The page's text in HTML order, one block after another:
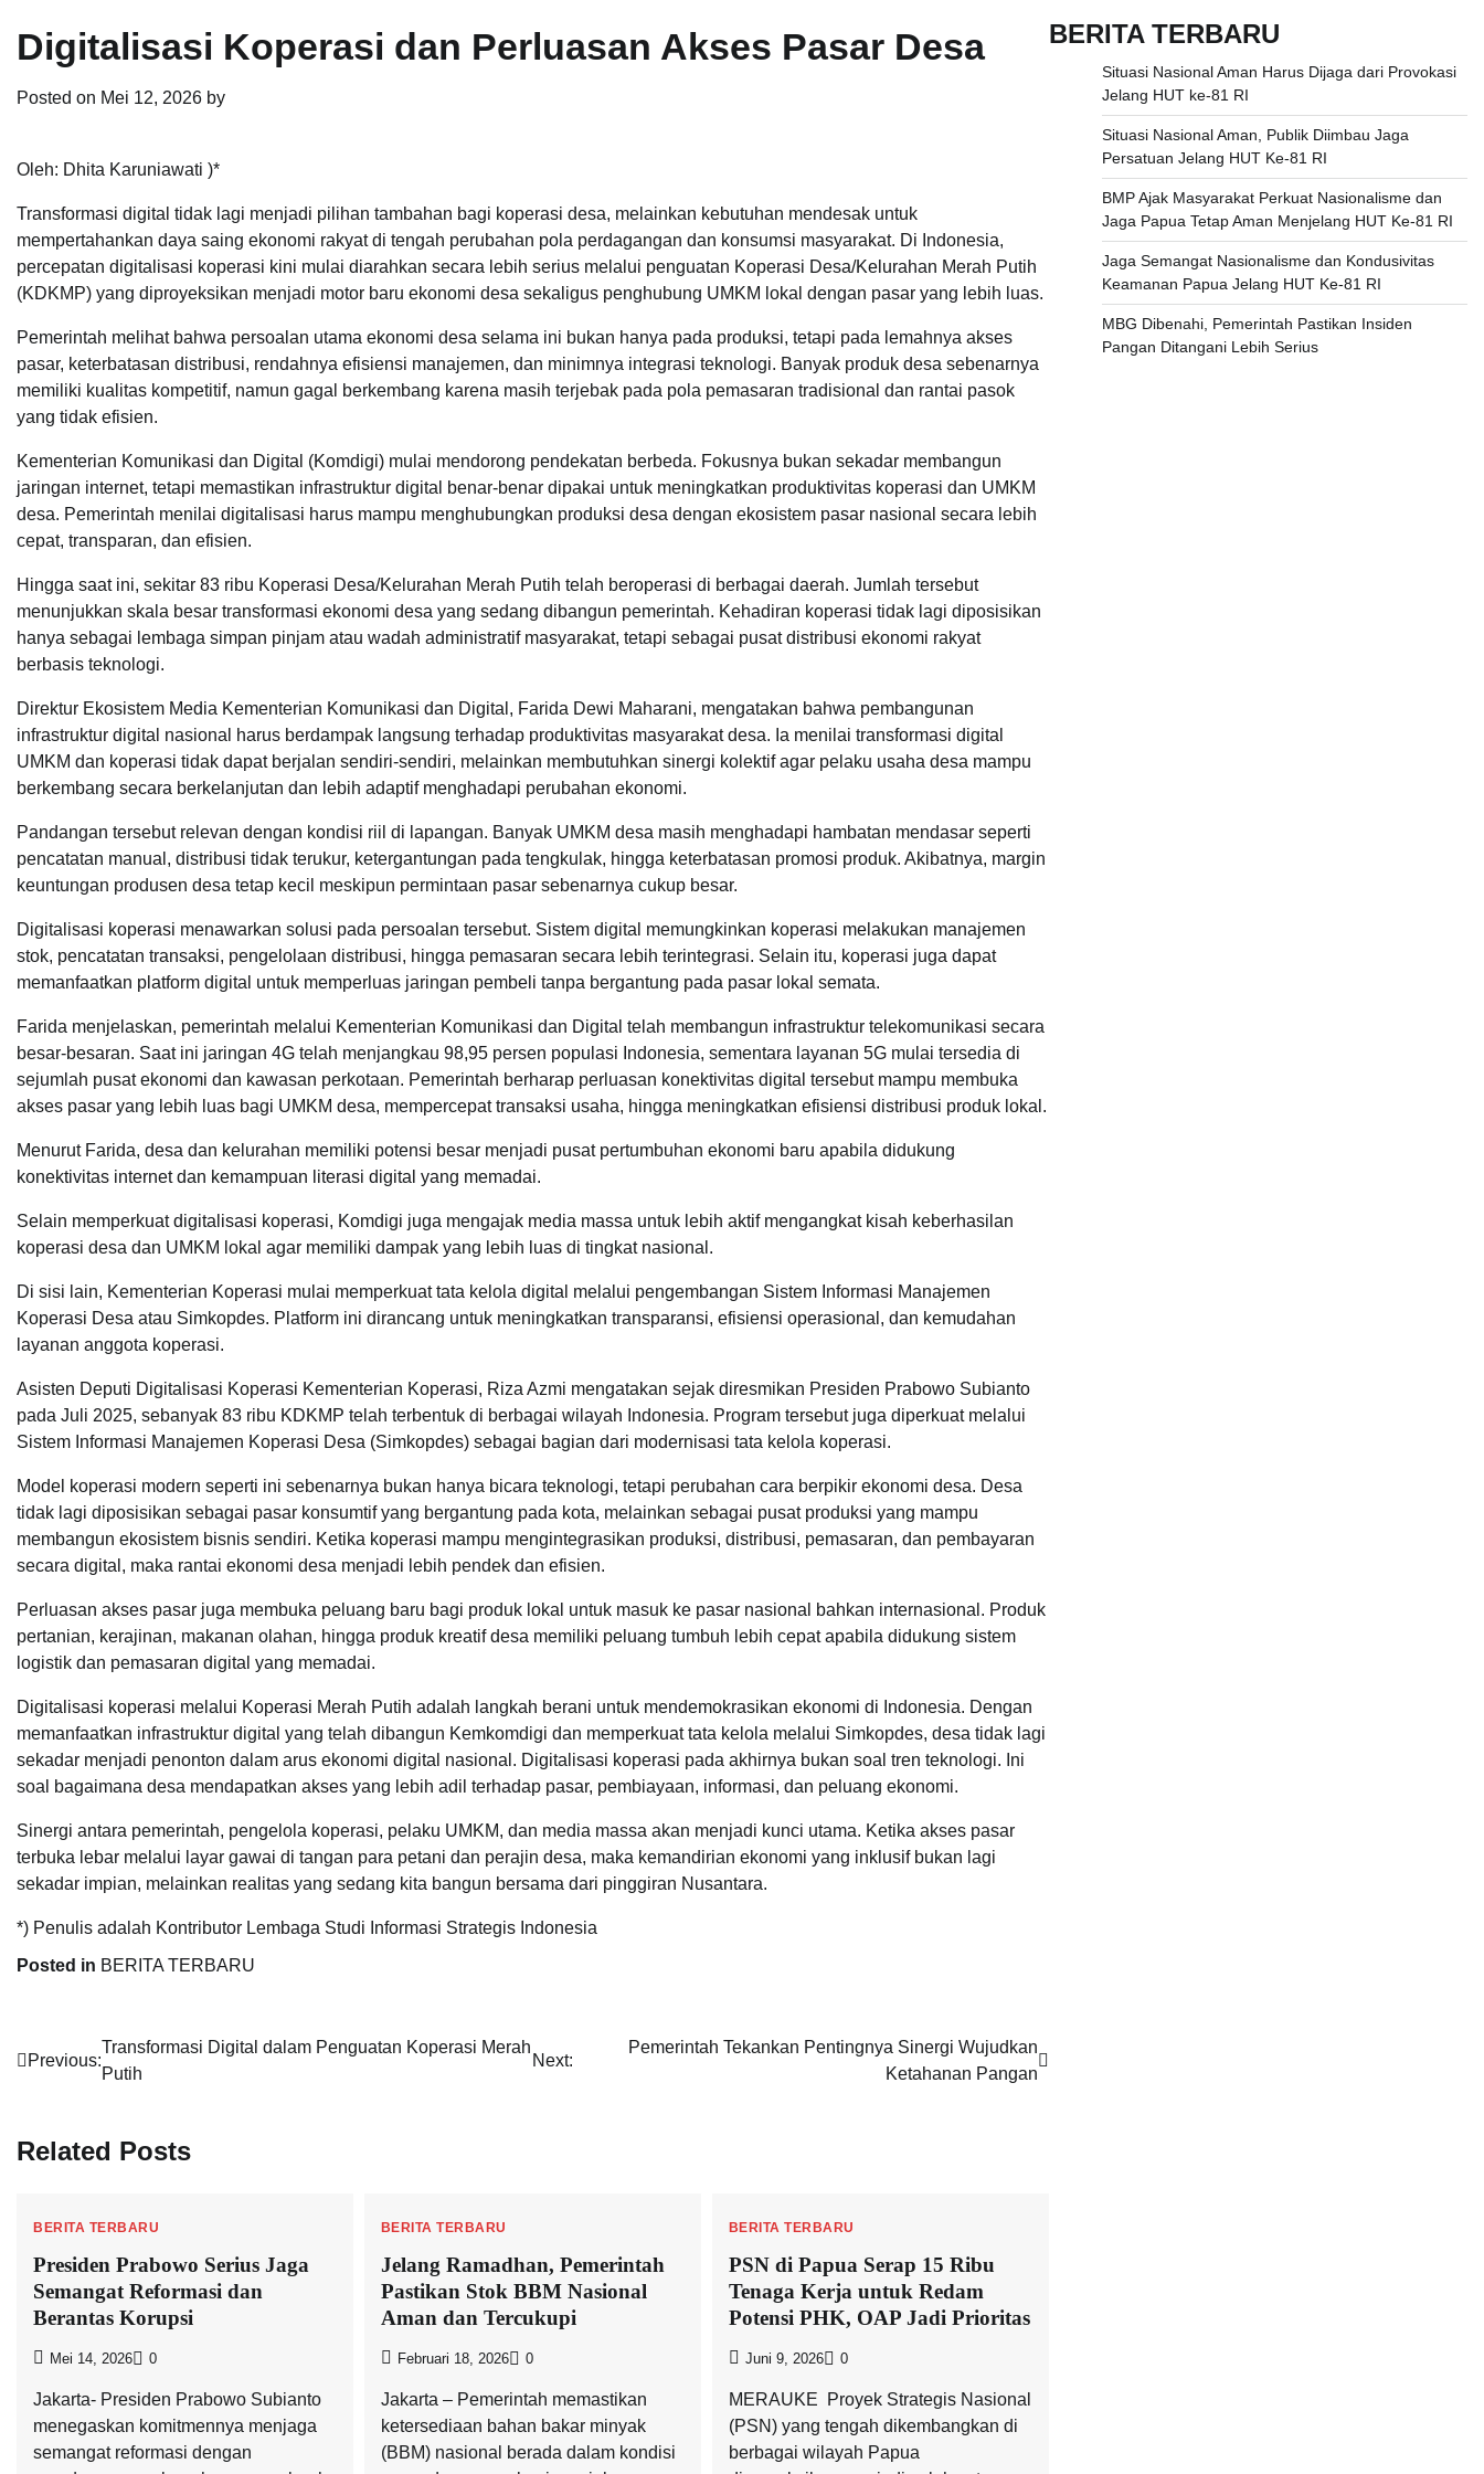
Digitalisasi Koperasi dan Perluasan Akses Pasar Desa
Posted on Mei 12, 2026 by
Oleh: Dhita Karuniawati )*
Transformasi digital tidak lagi menjadi pilihan tambahan bagi koperasi desa, melainkan kebutuhan mendesak untuk
mempertahankan daya saing ekonomi rakyat di tengah perubahan pola perdagangan dan konsumsi masyarakat. Di Indonesia,
percepatan digitalisasi koperasi kini mulai diarahkan secara lebih serius melalui penguatan Koperasi Desa/Kelurahan Merah Putih
(KDKMP) yang diproyeksikan menjadi motor baru ekonomi desa sekaligus penghubung UMKM lokal dengan pasar yang lebih luas.
Pemerintah melihat bahwa persoalan utama ekonomi desa selama ini bukan hanya pada produksi, tetapi pada lemahnya akses
pasar, keterbatasan distribusi, rendahnya efisiensi manajemen, dan minimnya integrasi teknologi. Banyak produk desa sebenarnya
memiliki kualitas kompetitif, namun gagal berkembang karena masih terjebak pada pola pemasaran tradisional dan rantai pasok
yang tidak efisien.
Kementerian Komunikasi dan Digital (Komdigi) mulai mendorong pendekatan berbeda. Fokusnya bukan sekadar membangun
jaringan internet, tetapi memastikan infrastruktur digital benar-benar dipakai untuk meningkatkan produktivitas koperasi dan UMKM
desa. Pemerintah menilai digitalisasi harus mampu menghubungkan produksi desa dengan ekosistem pasar nasional secara lebih
cepat, transparan, dan efisien.
Hingga saat ini, sekitar 83 ribu Koperasi Desa/Kelurahan Merah Putih telah beroperasi di berbagai daerah. Jumlah tersebut
menunjukkan skala besar transformasi ekonomi desa yang sedang dibangun pemerintah. Kehadiran koperasi tidak lagi diposisikan
hanya sebagai lembaga simpan pinjam atau wadah administratif masyarakat, tetapi sebagai pusat distribusi ekonomi rakyat
berbasis teknologi.
Direktur Ekosistem Media Kementerian Komunikasi dan Digital, Farida Dewi Maharani, mengatakan bahwa pembangunan
infrastruktur digital nasional harus berdampak langsung terhadap produktivitas masyarakat desa. Ia menilai transformasi digital
UMKM dan koperasi tidak dapat berjalan sendiri-sendiri, melainkan membutuhkan sinergi kolektif agar pelaku usaha desa mampu
berkembang secara berkelanjutan dan lebih adaptif menghadapi perubahan ekonomi.
Pandangan tersebut relevan dengan kondisi riil di lapangan. Banyak UMKM desa masih menghadapi hambatan mendasar seperti
pencatatan manual, distribusi tidak terukur, ketergantungan pada tengkulak, hingga keterbatasan promosi produk. Akibatnya, margin
keuntungan produsen desa tetap kecil meskipun permintaan pasar sebenarnya cukup besar.
Digitalisasi koperasi menawarkan solusi pada persoalan tersebut. Sistem digital memungkinkan koperasi melakukan manajemen
stok, pencatatan transaksi, pengelolaan distribusi, hingga pemasaran secara lebih terintegrasi. Selain itu, koperasi juga dapat
memanfaatkan platform digital untuk memperluas jaringan pembeli tanpa bergantung pada pasar lokal semata.
Farida menjelaskan, pemerintah melalui Kementerian Komunikasi dan Digital telah membangun infrastruktur telekomunikasi secara
besar-besaran. Saat ini jaringan 4G telah menjangkau 98,95 persen populasi Indonesia, sementara layanan 5G mulai tersedia di
sejumlah pusat ekonomi dan kawasan perkotaan. Pemerintah berharap perluasan konektivitas digital tersebut mampu membuka
akses pasar yang lebih luas bagi UMKM desa, mempercepat transaksi usaha, hingga meningkatkan efisiensi distribusi produk lokal.
Menurut Farida, desa dan kelurahan memiliki potensi besar menjadi pusat pertumbuhan ekonomi baru apabila didukung
konektivitas internet dan kemampuan literasi digital yang memadai.
Selain memperkuat digitalisasi koperasi, Komdigi juga mengajak media massa untuk lebih aktif mengangkat kisah keberhasilan
koperasi desa dan UMKM lokal agar memiliki dampak yang lebih luas di tingkat nasional.
Di sisi lain, Kementerian Koperasi mulai memperkuat tata kelola digital melalui pengembangan Sistem Informasi Manajemen
Koperasi Desa atau Simkopdes. Platform ini dirancang untuk meningkatkan transparansi, efisiensi operasional, dan kemudahan
layanan anggota koperasi.
Asisten Deputi Digitalisasi Koperasi Kementerian Koperasi, Riza Azmi mengatakan sejak diresmikan Presiden Prabowo Subianto
pada Juli 2025, sebanyak 83 ribu KDKMP telah terbentuk di berbagai wilayah Indonesia. Program tersebut juga diperkuat melalui
Sistem Informasi Manajemen Koperasi Desa (Simkopdes) sebagai bagian dari modernisasi tata kelola koperasi.
Model koperasi modern seperti ini sebenarnya bukan hanya bicara teknologi, tetapi perubahan cara berpikir ekonomi desa. Desa
tidak lagi diposisikan sebagai pasar konsumtif yang bergantung pada kota, melainkan sebagai pusat produksi yang mampu
membangun ekosistem bisnis sendiri. Ketika koperasi mampu mengintegrasikan produksi, distribusi, pemasaran, dan pembayaran
secara digital, maka rantai ekonomi desa menjadi lebih pendek dan efisien.
Perluasan akses pasar juga membuka peluang baru bagi produk lokal untuk masuk ke pasar nasional bahkan internasional. Produk
pertanian, kerajinan, makanan olahan, hingga produk kreatif desa memiliki peluang tumbuh lebih cepat apabila didukung sistem
logistik dan pemasaran digital yang memadai.
Digitalisasi koperasi melalui Koperasi Merah Putih adalah langkah berani untuk mendemokrasikan ekonomi di Indonesia. Dengan
memanfaatkan infrastruktur digital yang telah dibangun Kemkomdigi dan memperkuat tata kelola melalui Simkopdes, desa tidak lagi
sekadar menjadi penonton dalam arus ekonomi digital nasional. Digitalisasi koperasi pada akhirnya bukan soal tren teknologi. Ini
soal bagaimana desa mendapatkan akses yang lebih adil terhadap pasar, pembiayaan, informasi, dan peluang ekonomi.
Sinergi antara pemerintah, pengelola koperasi, pelaku UMKM, dan media massa akan menjadi kunci utama. Ketika akses pasar
terbuka lebar melalui layar gawai di tangan para petani dan perajin desa, maka kemandirian ekonomi yang inklusif bukan lagi
sekadar impian, melainkan realitas yang sedang kita bangun bersama dari pinggiran Nusantara.
*) Penulis adalah Kontributor Lembaga Studi Informasi Strategis Indonesia
Posted in BERITA TERBARU
Navigasi
Previous:
Transformasi Digital dalam Penguatan Koperasi Merah
Putih
Next:
Pemerintah Tekankan Pentingnya Sinergi Wujudkan
Ketahanan Pangan
Related Posts
BERITA TERBARU
Presiden Prabowo Serius Jaga
Semangat Reformasi dan
Berantas Korupsi
Mei 14, 2026 0
Jakarta- Presiden Prabowo Subianto
menegaskan komitmennya menjaga
semangat reformasi dengan
BERITA TERBARU
Jelang Ramadhan, Pemerintah
Pastikan Stok BBM Nasional
Aman dan Tercukupi
Februari 18, 2026 0
Jakarta – Pemerintah memastikan
ketersediaan bahan bakar minyak
(BBM) nasional berada dalam kondisi
BERITA TERBARU
PSN di Papua Serap 15 Ribu
Tenaga Kerja untuk Redam
Potensi PHK, OAP Jadi Prioritas
Juni 9, 2026 0
MERAUKE  Proyek Strategis Nasional
(PSN) yang tengah dikembangkan di
berbagai wilayah Papua
BERITA TERBARU
Situasi Nasional Aman Harus Dijaga dari Provokasi
Jelang HUT ke-81 RI
Situasi Nasional Aman, Publik Diimbau Jaga
Persatuan Jelang HUT Ke-81 RI
BMP Ajak Masyarakat Perkuat Nasionalisme dan
Jaga Papua Tetap Aman Menjelang HUT Ke-81 RI
Jaga Semangat Nasionalisme dan Kondusivitas
Keamanan Papua Jelang HUT Ke-81 RI
MBG Dibenahi, Pemerintah Pastikan Insiden
Pangan Ditangani Lebih Serius